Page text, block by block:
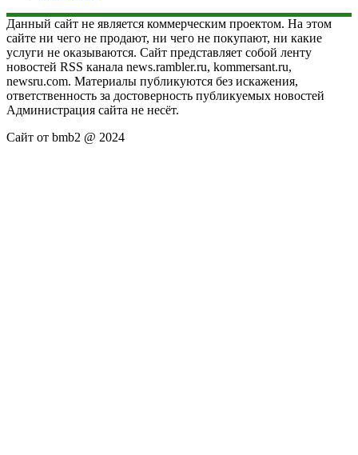
Данный сайт не является коммерческим проектом. На этом
сайте ни чего не продают, ни чего не покупают, ни какие
услуги не оказываются. Сайт представляет собой ленту
новостей RSS канала news.rambler.ru, kommersant.ru,
newsru.com. Материалы публикуются без искажения,
ответственность за достоверность публикуемых новостей
Администрация сайта не несёт.
Сайт от bmb2 @ 2024